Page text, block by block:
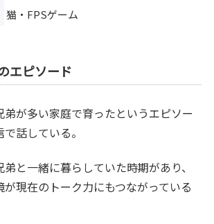
猫・FPSゲーム
エピソード
が多い家庭で育ったというエピソー
話している。
と一緒に暮らしていた時期があり、
が現在のトーク力にもつながっている